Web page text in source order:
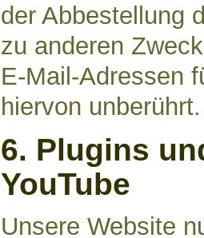
der Abbestellung
zu anderen
E-Mail-Adressen
hiervon unberührt.
6. Plugins
YouTube
Unsere Website